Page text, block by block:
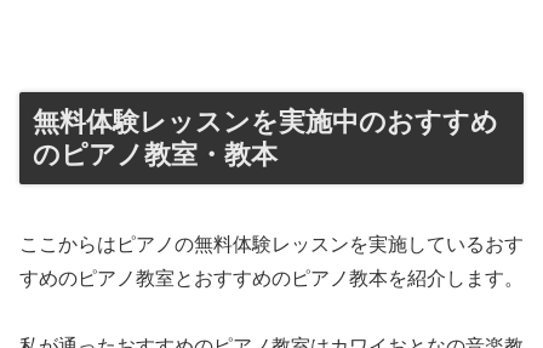
無料体験レッスンを実施中のおすすめ
のピアノ教室・教本
ここからはピアノの無料体験レッスンを実施しているおす
すめのピアノ教室とおすすめのピアノ教本を紹介します。